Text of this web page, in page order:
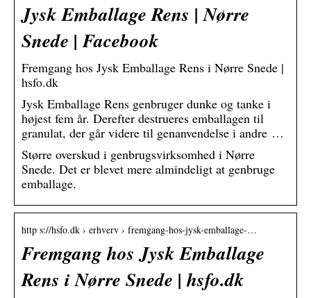
Jysk Emballage Rens | Nørre
Snede | Facebook
Fremgang hos Jysk Emballage Rens i Nørre Snede |
hsfo.dk
Jysk Emballage Rens genbruger dunke og tanke i
højest fem år. Derefter destrueres emballagen til
granulat, der går videre til genanvendelse i andre …
Større overskud i genbrugsvirksomhed i Nørre
Snede. Det er blevet mere almindeligt at genbruge
emballage.
http s://hsfo.dk › erhverv › fremgang-hos-jysk-emballage-…
Fremgang hos Jysk Emballage
Rens i Nørre Snede | hsfo.dk